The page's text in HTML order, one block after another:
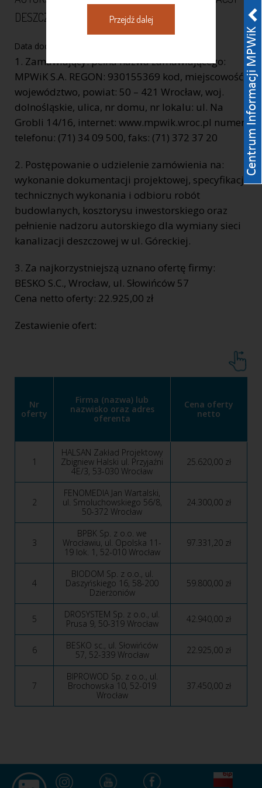
DESZCZOWEJ W UL. GÓRECKIEJ
Data dodania:
1. Zamawiający: pełna nazwa zamawiającego:
MPWiK S.A. REGON: 930155369 kod, miejscowość,
województwo, powiat: 50 – 421 Wrocław, woj.
dolnośląskie, ulica, nr domu, nr lokalu: ul. Na
Grobli 14/16, internet: www.mpwik.wroc.pl numer
telefonu: (71) 34 09 500, faks: (71) 372 37 20
2. Postępowanie o udzielenie zamówienia na:
wykonanie dokumentacji projektowej, specyfikacji
technicznych wykonania i odbioru robót
budowlanych, kosztorysu inwestorskiego oraz
pełnienie nadzoru autorskiego dla wymiany sieci
kanalizacji deszczowej w ul. Góreckiej.
3. Za najkorzystniejszą uznano ofertę firmy:
BESKO S.C., Wrocław, ul. Słowińców 57
Cena netto oferty: 22.925,00 zł
Zestawienie ofert:
Nr
oferty
Firma (nazwa) lub
nazwisko oraz adres
oferenta
Cena oferty
netto
1
HALSAN Zakład Projektowy
Zbigniew Halski ul. Przyjaźni
4E/3, 53-030 Wrocław
25.620,00 zł
2
FENOMEDIA Jan Wartalski,
ul. Smoluchowskiego 56/8,
50-372 Wrocław
24.300,00 zł
3
BPBK Sp. z o.o. we
Wrocławiu, ul. Opolska 11-
19 lok. 1, 52-010 Wrocław
97.331,20 zł
4
BIODOM Sp. z o.o., ul.
Daszyńskiego 16, 58-200
Dzierżoniów
59.800,00 zł
5
DROSYSTEM Sp. z o.o., ul.
Prusa 9, 50-319 Wrocław
42.940,00 zł
6
BESKO sc., ul. Słowińców
57, 52-339 Wrocław
22.925,00 zł
7
BIPROWOD Sp. z o.o., ul.
Brochowska 10, 52-019
Wrocław
37.450,00 zł
Przejdź dalej